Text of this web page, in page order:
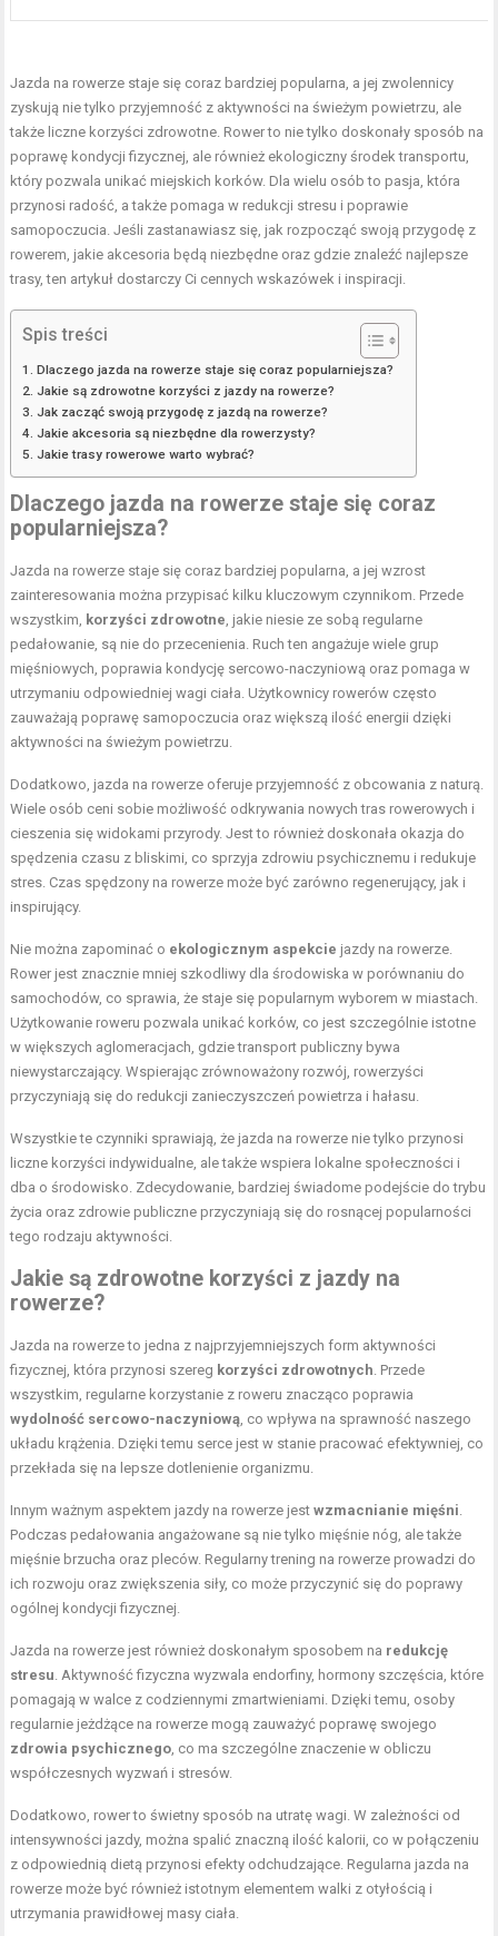
Jazda na rowerze staje się coraz bardziej popularna, a jej zwolennicy
zyskują nie tylko przyjemność z aktywności na świeżym powietrzu, ale
także liczne korzyści zdrowotne. Rower to nie tylko doskonały sposób na
poprawę kondycji fizycznej, ale również ekologiczny środek transportu,
który pozwala unikać miejskich korków. Dla wielu osób to pasja, która
przynosi radość, a także pomaga w redukcji stresu i poprawie
samopoczucia. Jeśli zastanawiasz się, jak rozpocząć swoją przygodę z
rowerem, jakie akcesoria będą niezbędne oraz gdzie znaleźć najlepsze
trasy, ten artykuł dostarczy Ci cennych wskazówek i inspiracji.
Spis treści
Dlaczego jazda na rowerze staje się coraz popularniejsza?
Jakie są zdrowotne korzyści z jazdy na rowerze?
Jak zacząć swoją przygodę z jazdą na rowerze?
Jakie akcesoria są niezbędne dla rowerzysty?
Jakie trasy rowerowe warto wybrać?
Dlaczego jazda na rowerze staje się coraz
popularniejsza?
Jazda na rowerze staje się coraz bardziej popularna, a jej wzrost
zainteresowania można przypisać kilku kluczowym czynnikom. Przede
wszystkim, korzyści zdrowotne, jakie niesie ze sobą regularne
pedałowanie, są nie do przecenienia. Ruch ten angażuje wiele grup
mięśniowych, poprawia kondycję sercowo-naczyniową oraz pomaga w
utrzymaniu odpowiedniej wagi ciała. Użytkownicy rowerów często
zauważają poprawę samopoczucia oraz większą ilość energii dzięki
aktywności na świeżym powietrzu.
Dodatkowo, jazda na rowerze oferuje przyjemność z obcowania z naturą.
Wiele osób ceni sobie możliwość odkrywania nowych tras rowerowych i
cieszenia się widokami przyrody. Jest to również doskonała okazja do
spędzenia czasu z bliskimi, co sprzyja zdrowiu psychicznemu i redukuje
stres. Czas spędzony na rowerze może być zarówno regenerujący, jak i
inspirujący.
Nie można zapominać o ekologicznym aspekcie jazdy na rowerze.
Rower jest znacznie mniej szkodliwy dla środowiska w porównaniu do
samochodów, co sprawia, że staje się popularnym wyborem w miastach.
Użytkowanie roweru pozwala unikać korków, co jest szczególnie istotne
w większych aglomeracjach, gdzie transport publiczny bywa
niewystarczający. Wspierając zrównoważony rozwój, rowerzyści
przyczyniają się do redukcji zanieczyszczeń powietrza i hałasu.
Wszystkie te czynniki sprawiają, że jazda na rowerze nie tylko przynosi
liczne korzyści indywidualne, ale także wspiera lokalne społeczności i
dba o środowisko. Zdecydowanie, bardziej świadome podejście do trybu
życia oraz zdrowie publiczne przyczyniają się do rosnącej popularności
tego rodzaju aktywności.
Jakie są zdrowotne korzyści z jazdy na
rowerze?
Jazda na rowerze to jedna z najprzyjemniejszych form aktywności
fizycznej, która przynosi szereg korzyści zdrowotnych. Przede
wszystkim, regularne korzystanie z roweru znacząco poprawia
wydolność sercowo-naczyniową, co wpływa na sprawność naszego
układu krążenia. Dzięki temu serce jest w stanie pracować efektywniej, co
przekłada się na lepsze dotlenienie organizmu.
Innym ważnym aspektem jazdy na rowerze jestwzmacnianie mięśni.
Podczas pedałowania angażowane są nie tylko mięśnie nóg, ale także
mięśnie brzucha oraz pleców. Regularny trening na rowerze prowadzi do
ich rozwoju oraz zwiększenia siły, co może przyczynić się do poprawy
ogólnej kondycji fizycznej.
Jazda na rowerze jest również doskonałym sposobem na redukcję
stresu. Aktywność fizyczna wyzwala endorfiny, hormony szczęścia, które
pomagają w walce z codziennymi zmartwieniami. Dzięki temu, osoby
regularnie jeżdżące na rowerze mogą zauważyć poprawę swojego
zdrowia psychicznego, co ma szczególne znaczenie w obliczu
współczesnych wyzwań i stresów.
Dodatkowo, rower to świetny sposób na utratę wagi. W zależności od
intensywności jazdy, można spalić znaczną ilość kalorii, co w połączeniu
z odpowiednią dietą przynosi efekty odchudzające. Regularna jazda na
rowerze może być również istotnym elementem walki z otyłością i
utrzymania prawidłowej masy ciała.